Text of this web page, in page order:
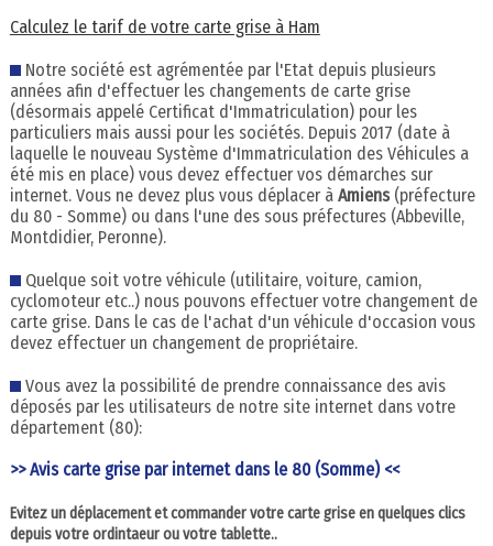
Calculez le tarif de votre carte grise à Ham
Notre société est agrémentée par l'Etat depuis plusieurs
années afin d'effectuer les changements de carte grise
(désormais appelé Certificat d'Immatriculation) pour les
particuliers mais aussi pour les sociétés. Depuis 2017 (date à
laquelle le nouveau Système d'Immatriculation des Véhicules a
été mis en place) vous devez effectuer vos démarches sur
internet. Vous ne devez plus vous déplacer à Amiens(préfecture
du 80 - Somme) ou dans l'une des sous préfectures (Abbeville,
Montdidier, Peronne).
Quelque soit votre véhicule (utilitaire, voiture, camion,
cyclomoteur etc..) nous pouvons effectuer votre changement de
carte grise. Dans le cas de l'achat d'un véhicule d'occasion vous
devez effectuer un changement de propriétaire.
Vous avez la possibilité de prendre connaissance des avis
déposés par les utilisateurs de notre site internet dans votre
département (80):
>> Avis carte grise par internet dans le 80 (Somme) <<
Evitez un déplacement et commander votre carte grise en quelques clics
depuis votre ordintaeur ou votre tablette..